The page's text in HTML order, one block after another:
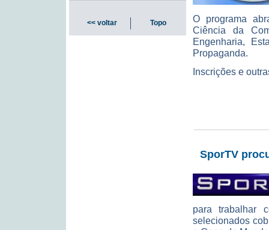
O programa
Ciência da
Engenharia,
Propaganda.
Inscrições e
SporTV
para trabalhar
selecionados
<< voltar Topo